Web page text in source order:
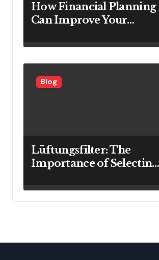
How Financial Planning
Can Improve Your
Blog
Lüftungsfilter: The
Importance of Selecting
Cleaner Indoor Air